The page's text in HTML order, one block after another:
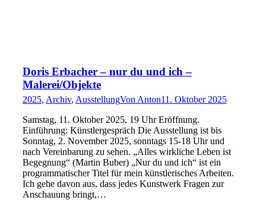
Doris Erbacher – nur du und ich –
Malerei/Objekte
2025, Archiv, AusstellungVon Anton11. Oktober 2025
Samstag, 11. Oktober 2025, 19 Uhr Eröffnung.
Einführung: Künstlergespräch Die Ausstellung ist bis
Sonntag, 2. November 2025, sonntags 15-18 Uhr und
nach Vereinbarung zu sehen. „Alles wirkliche Leben ist
Begegnung“ (Martin Buber) „Nur du und ich“ ist ein
programmatischer Titel für mein künstlerisches Arbeiten.
Ich gehe davon aus, dass jedes Kunstwerk Fragen zur
Anschauung bringt,…